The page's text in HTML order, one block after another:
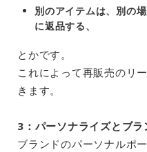
別のアイテムは、別の
に返品する、
とかです。
これによって再販売のリ
きます。
3：パーソナライズとブラ
ブランドのパーソナルポ